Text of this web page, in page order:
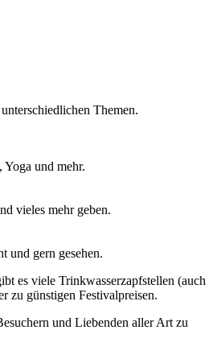
Themen.
und mehr.
vieles mehr geben.
und gern gesehen.
es viele Trinkwasserzapfstellen (auch
zu günstigen Festivalpreisen.
und Liebenden aller Art zu